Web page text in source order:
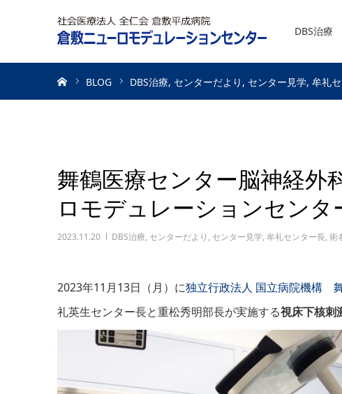
DBS治療
BLOG DBS治療 センターだより センター見学 牟礼
舞鶴医療センター脳神経外
ロモデュレーションセンタ
2023.11.20 DBS治療, センターだより , センター見学, 牟礼センター長, 術
2023年11月13日（月）に独立行政法人 国立病院機構
礼英生センター長と重松秀明部長が実施する視床下核刺